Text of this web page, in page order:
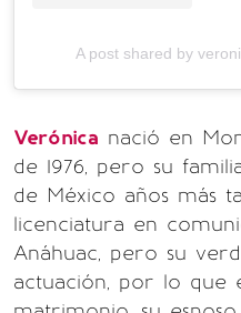
A post shared by
Verónica nació en
de 1976, pero su
de México años más
licenciatura en
Anáhuac, pero su
actuación, por lo que